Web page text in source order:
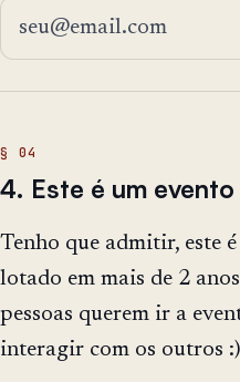
Endereço de email
4. Este é um
Tenho que admitir, este
lotado em mais de 2
pessoas querem ir a
interagir com os outros :)